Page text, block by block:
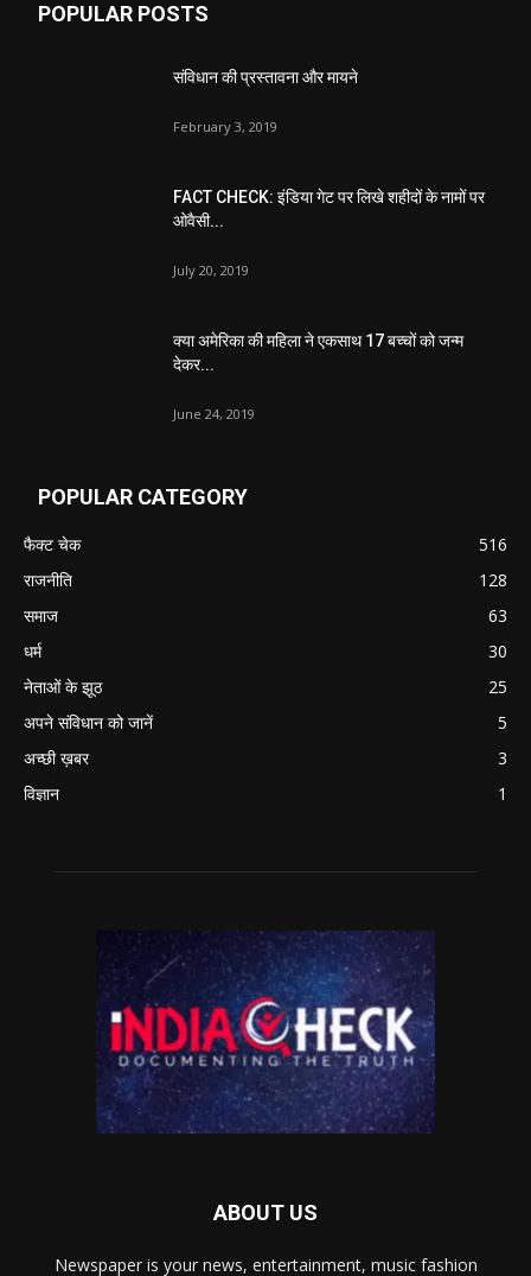
POPULAR POSTS
संविधान की प्रस्तावना और मायने
February 3, 2019
FACT CHECK: इंडिया गेट पर लिखे शहीदों के नामों पर
ओवैसी...
July 20, 2019
क्या अमेरिका की महिला ने एकसाथ 17 बच्चों को जन्म
देकर...
June 24, 2019
POPULAR CATEGORY
फैक्ट चेक
516
राजनीति
128
समाज
63
धर्म
30
नेताओं के झूठ
25
अपने संविधान को जानें
5
अच्छी ख़बर
3
विज्ञान
1
ABOUT US
Newspaper is your news, entertainment, music fashion